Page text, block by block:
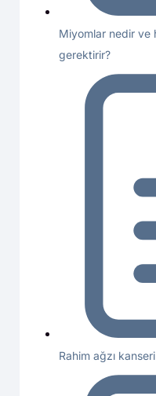
Miyomlar nedir ve
gerektirir?
Rahim ağzı kanseri